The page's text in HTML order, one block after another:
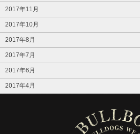
2017年11月
2017年10月
2017年8月
2017年7月
2017年6月
2017年4月